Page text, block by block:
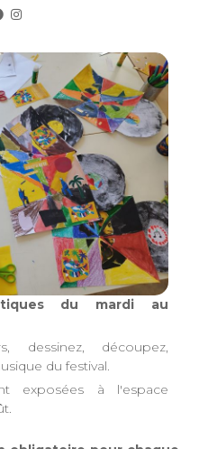
du mardi au
dessinez, découpez,
du festival.
exposées à l'espace